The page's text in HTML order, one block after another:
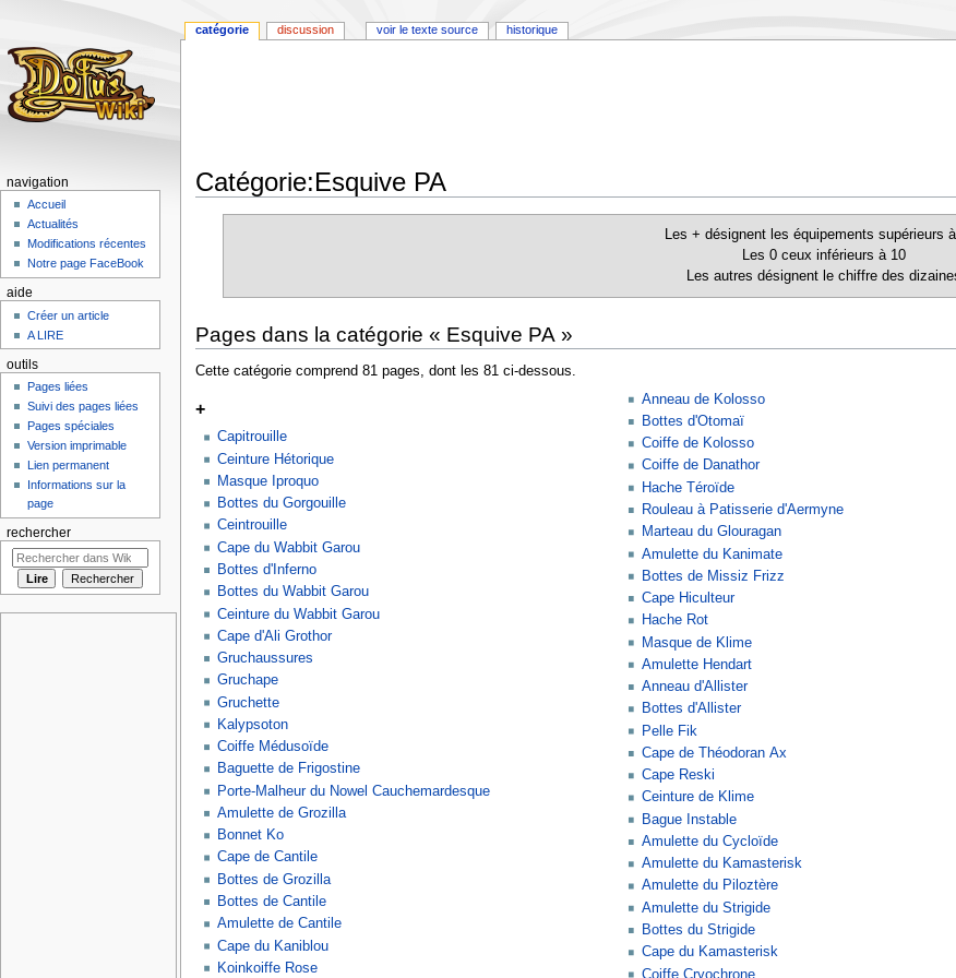
Catégorie:Esquive PA
Les + désignent les équipements supérieurs
Les 0 ceux inférieurs à 10
Les autres désignent le chiffre des
Pages dans la catégorie « Esquive PA »
Cette catégorie comprend 81 pages, dont les 81 ci-dessous.
+
Capitrouille
Ceinture Hétorique
Masque Iproquo
Bottes du Gorgouille
Ceintrouille
Cape du Wabbit Garou
Bottes d'Inferno
Bottes du Wabbit Garou
Ceinture du Wabbit Garou
Cape d'Ali Grothor
Gruchaussures
Gruchape
Gruchette
Kalypsoton
Coiffe Médusoïde
Baguette de Frigostine
Porte-Malheur du Nowel Cauchemardesque
Amulette de Grozilla
Bonnet Ko
Cape de Cantile
Bottes de Grozilla
Bottes de Cantile
Amulette de Cantile
Cape du Kaniblou
Koinkoiffe Rose
Anneau de Kolosso
Bottes d'Otomaï
Coiffe de Kolosso
Coiffe de Danathor
Hache Téroïde
Rouleau à Patisserie d'Aermyne
Marteau du Glouragan
Amulette du Kanimate
Bottes de Missiz Frizz
Cape Hiculteur
Hache Rot
Masque de Klime
Amulette Hendart
Anneau d'Allister
Bottes d'Allister
Pelle Fik
Cape de Théodoran Ax
Cape Reski
Ceinture de Klime
Bague Instable
Amulette du Cycloïde
Amulette du Kamasterisk
Amulette du Piloztère
Amulette du Strigide
Bottes du Strigide
Cape du Kamasterisk
Coiffe Cryochrone
catégorie discussion voir le texte source historique
navigation
Accueil
Actualités
Modifications récentes
Notre page FaceBook
aide
Créer un article
A LIRE
outils
Pages liées
Suivi des pages liées
Pages spéciales
Version imprimable
Lien permanent
Informations sur la
page
rechercher